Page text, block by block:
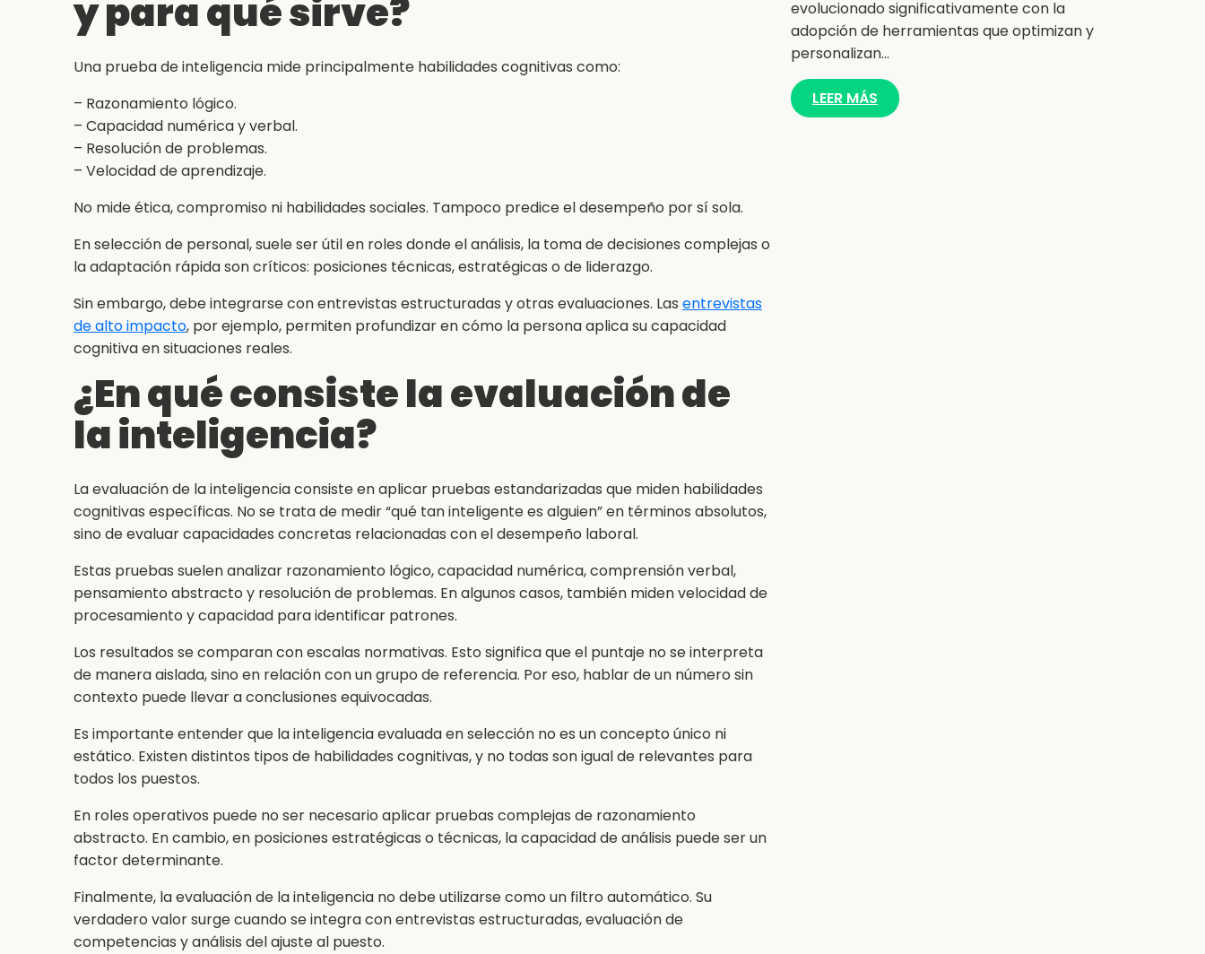
y para qué sirve?
Una prueba de inteligencia mide principalmente habilidades cognitivas como:
– Razonamiento lógico.
– Capacidad numérica y verbal.
– Resolución de problemas.
– Velocidad de aprendizaje.
No mide ética, compromiso ni habilidades sociales. Tampoco predice el desempeño por sí sola.
En selección de personal, suele ser útil en roles donde el análisis, la toma de decisiones complejas o
la adaptación rápida son críticos: posiciones técnicas, estratégicas o de liderazgo.
Sin embargo, debe integrarse con entrevistas estructuradas y otras evaluaciones. Las entrevistas
de alto impacto, por ejemplo, permiten profundizar en cómo la persona aplica su capacidad
cognitiva en situaciones reales.
¿En qué consiste la evaluación de
la inteligencia?
La evaluación de la inteligencia consiste en aplicar pruebas estandarizadas que miden habilidades
cognitivas específicas. No se trata de medir “qué tan inteligente es alguien” en términos absolutos,
sino de evaluar capacidades concretas relacionadas con el desempeño laboral.
Estas pruebas suelen analizar razonamiento lógico, capacidad numérica, comprensión verbal,
pensamiento abstracto y resolución de problemas. En algunos casos, también miden velocidad de
procesamiento y capacidad para identificar patrones.
Los resultados se comparan con escalas normativas. Esto significa que el puntaje no se interpreta
de manera aislada, sino en relación con un grupo de referencia. Por eso, hablar de un número sin
contexto puede llevar a conclusiones equivocadas.
Es importante entender que la inteligencia evaluada en selección no es un concepto único ni
estático. Existen distintos tipos de habilidades cognitivas, y no todas son igual de relevantes para
todos los puestos.
En roles operativos puede no ser necesario aplicar pruebas complejas de razonamiento
abstracto. En cambio, en posiciones estratégicas o técnicas, la capacidad de análisis puede ser un
factor determinante.
Finalmente, la evaluación de la inteligencia no debe utilizarse como un filtro automático. Su
verdadero valor surge cuando se integra con entrevistas estructuradas, evaluación de
competencias y análisis del ajuste al puesto.
evolucionado significativamente con la
adopción de herramientas que optimizan y
personalizan…
LEER MÁS